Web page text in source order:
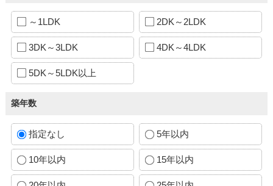
～1LDK 2DK～2LDK
3DK～3LDK 4DK～4LDK
5DK～5LDK以上
築年数
指定なし 5年以内
10年以内 15年以内